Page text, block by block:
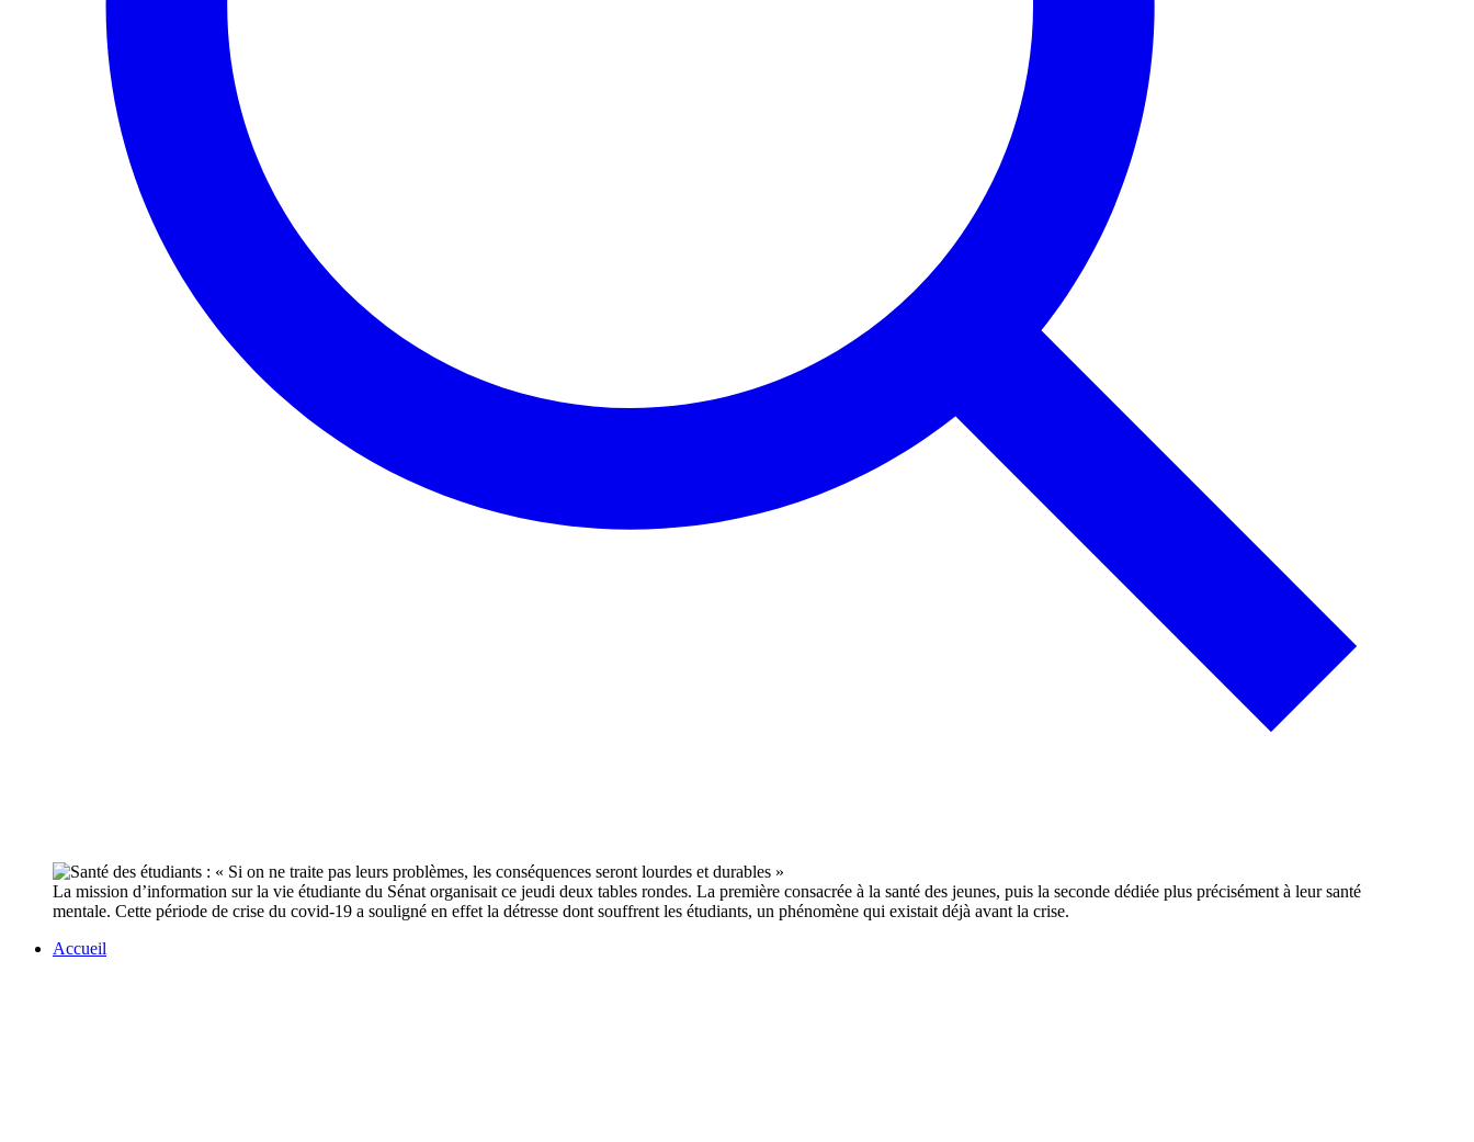
La mission d’information sur la vie étudiante du Sénat organisait ce jeudi deux tables rondes. La première consacrée à la santé des jeunes, puis la seconde dédiée plus précisément à leur santé
mentale. Cette période de crise du covid-19 a souligné en effet la détresse dont souffrent les étudiants, un phénomène qui existait déjà avant la crise.
Accueil